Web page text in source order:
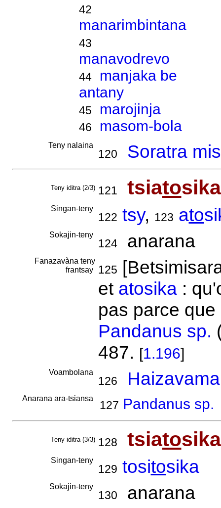
42
manarimbintana
43
manavodrevo
44
manjaka be
antany
45 marojinja
46 masom-bola
Teny nalaina
120 Soratra
Teny iditra (2/3) 121 tsiatosika
Singan-teny
122 tsy, 123 ato
Sokajin-teny
124anarana
Fanazavàna teny
frantsay
125
et atosika:
pas parce
Pandanus sp.
487. [1.196]
Voambolana
126
Anarana ara-tsiansa
127 Pandanus sp.
Teny iditra (3/3) 128 tsiatosika
Singan-teny
129 tositosika
Sokajin-teny
130 anarana